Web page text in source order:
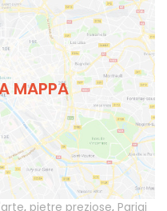
MAPPA
, pietre preziose, Parigi